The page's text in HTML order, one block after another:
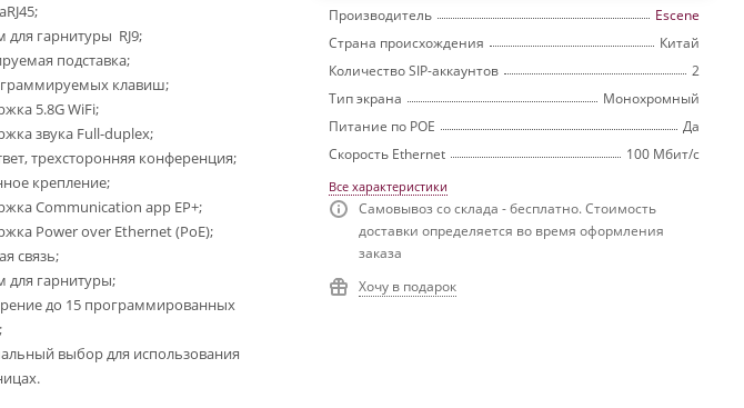
для гарнитуры RJ9;
подставка;
клавиш;
5.8G WiFi;
звука Full-duplex;
трехсторонняя конференция;
крепление;
Communication app EP+;
Power over Ethernet (PoE);
связь;
для гарнитуры;
до 15 программированных
выбор для использования
Производитель
Escene
Страна происхождения
Китай
Количество SIP-аккаунтов
2
Тип экрана
Монохромный
Питание по РОЕ
Да
Скорость Ethernet
100 Мбит/с
Все характеристики
Самовывоз со склада - бесплатно. Стоимость
доставки определяется во время оформления
заказа
Хочу в подарок